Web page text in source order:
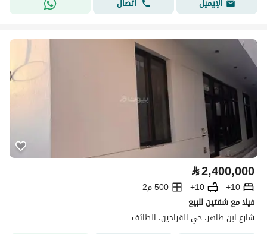
الإيميل
⃁2,400,000
10+
10+
500 م2
فيلا مع شقتين للبيع
شارع ابن طاهر، حي القراحين، الطائف